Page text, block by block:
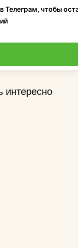
Телеграм, чтобы
интересно